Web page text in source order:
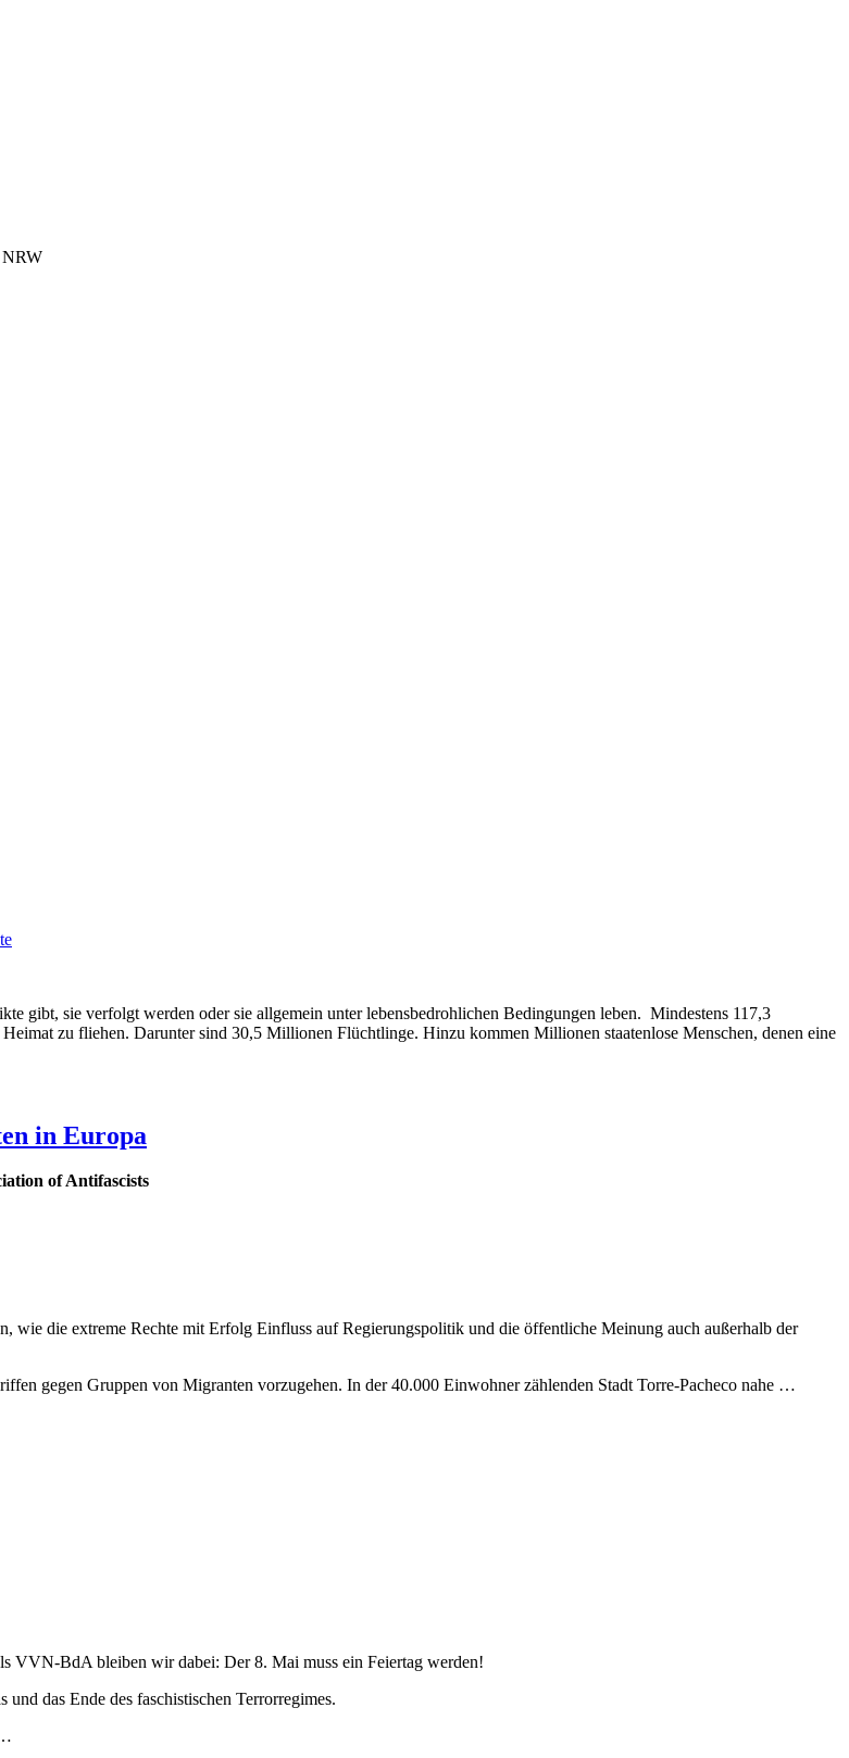
gibt, sie verfolgt werden oder sie allgemein unter lebensbedrohlichen Bedingungen leben. Mindestens 117,3
zu fliehen. Darunter sind 30,5 Millionen Flüchtlinge. Hinzu kommen Millionen staatenlose Menschen, denen eine
in Europa
of Antifascists
wie die extreme Rechte mit Erfolg Einfluss auf Regierungspolitik und die öffentliche Meinung auch außerhalb der
gegen Gruppen von Migranten vorzugehen. In der 40.000 Einwohner zählenden Stadt Torre-Pacheco nahe …
VVN-BdA bleiben wir dabei: Der 8. Mai muss ein Feiertag werden!
das Ende des faschistischen Terrorregimes.